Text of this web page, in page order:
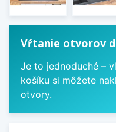
Vŕtanie otvorov
Je to jednoduché –
košíku si môžete
otvory.